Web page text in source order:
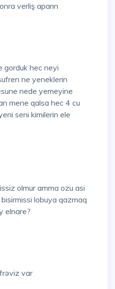
verliş aparın
gorduk hec neyi
ne yeneklerin
nede yemeyine
mene qalsa hec 4 cu
seni kimilerin ele
olmur amma ozu asi
lobuya qazmaq
elnare?
var